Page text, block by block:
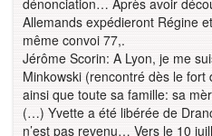
dénonciation… Après avoir
Allemands expédieront Régine
même convoi 77,.
Jérôme Scorin: A Lyon, je me
Minkowski (rencontré dès le fort
ainsi que toute sa famille: sa
(…) Yvette a été libérée de
n’est pas revenu… Vers le 10